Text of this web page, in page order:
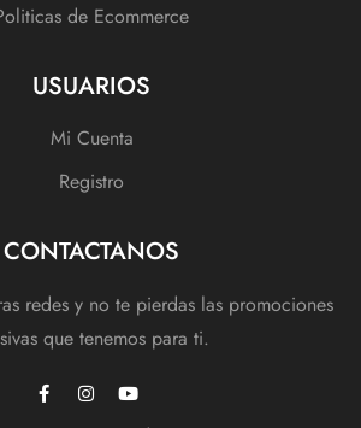
de Ecommerce
USUARIOS
Mi Cuenta
Registro
CONTACTANOS
redes y no te pierdas las promociones
que tenemos para ti.